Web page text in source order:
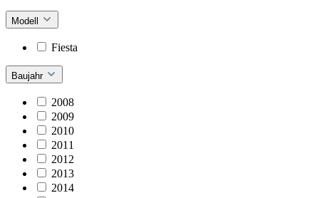
Modell
Fiesta
Baujahr
2008
2009
2010
2011
2012
2013
2014